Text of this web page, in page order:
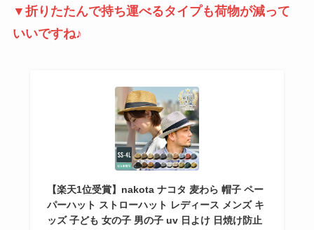
▼折りたたんで持ち運べるタイプも荷物が減って
いいですね♪
【楽天1位受賞】nakota ナコタ 麦わら 帽子 ペー
パーハット ストローハット レディース メンズ キ
ッズ 子ども 女の子 男の子 uv 日よけ 日焼け防止